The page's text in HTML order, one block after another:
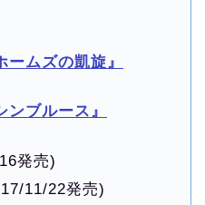
ームズの凱旋』
ンブルース』
発売)
11/22発売)